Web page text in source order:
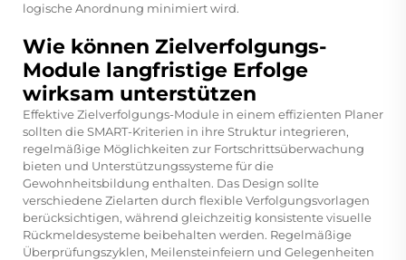
logische Anordnung minimiert wird.
Wie können Zielverfolgungs-
Module langfristige Erfolge
wirksam unterstützen
Effektive Zielverfolgungs-Module in einem effizienten Planer
sollten die SMART-Kriterien in ihre Struktur integrieren,
regelmäßige Möglichkeiten zur Fortschrittsüberwachung
bieten und Unterstützungssysteme für die
Gewohnheitsbildung enthalten. Das Design sollte
verschiedene Zielarten durch flexible Verfolgungsvorlagen
berücksichtigen, während gleichzeitig konsistente visuelle
Rückmeldesysteme beibehalten werden. Regelmäßige
Überprüfungszyklen, Meilensteinfeiern und Gelegenheiten